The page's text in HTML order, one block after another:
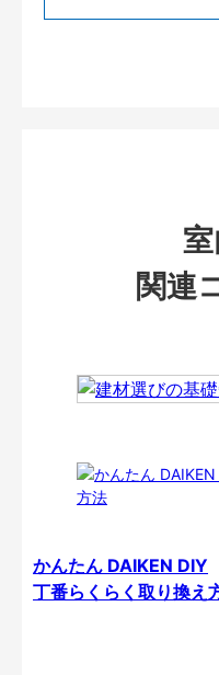
関連
かんたん DAIKEN DIY
丁番らくらく取り換え